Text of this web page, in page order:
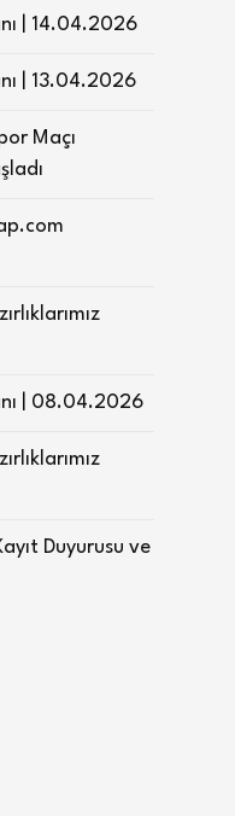
| 14.04.2026
| 13.04.2026
Maçı
| 08.04.2026
Duyurusu ve